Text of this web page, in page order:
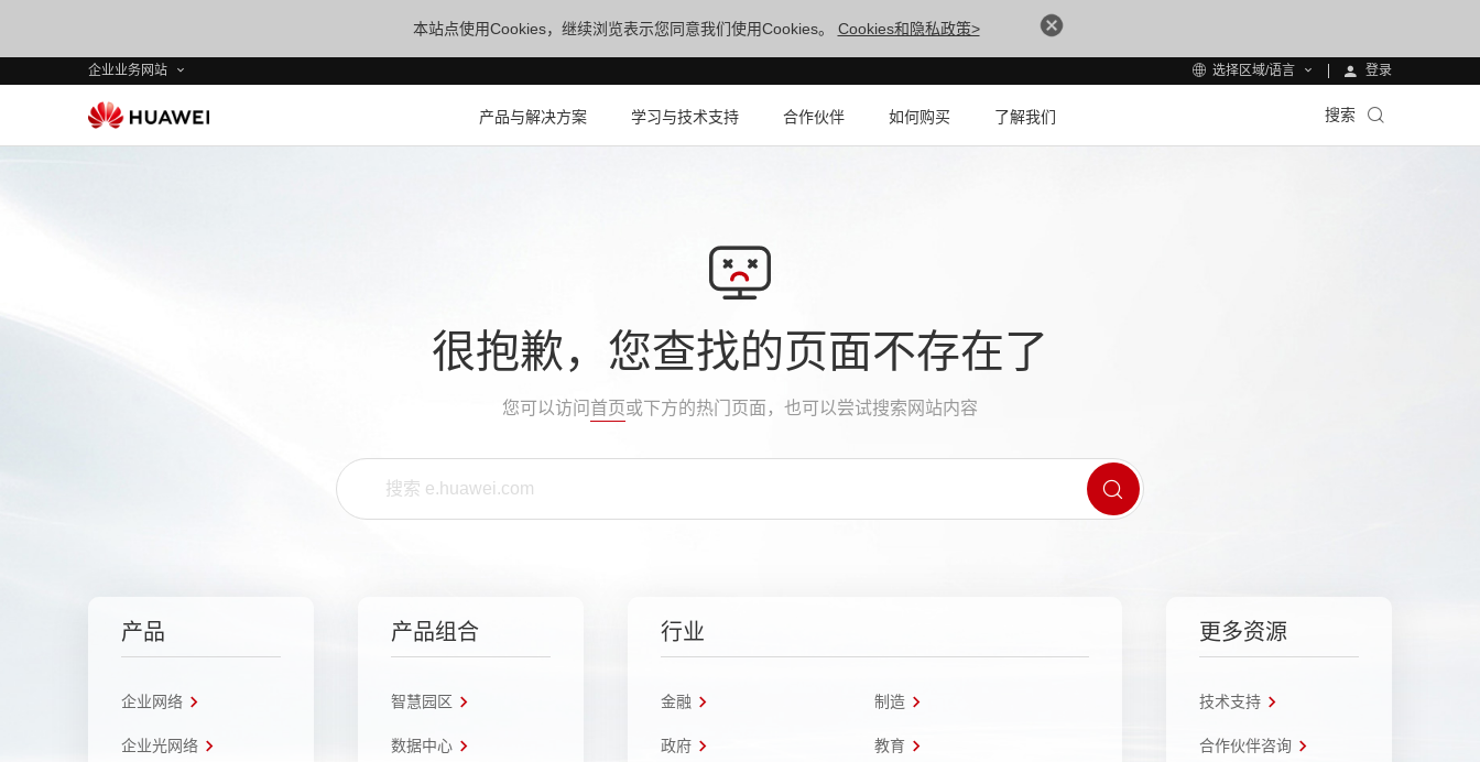
本站点使用Cookies，继续浏览表示您同意我们使用Cookies。 Cookies和隐私政策>
企业业务网站 选择区域/语言 登录
产品与解决方案 学习与技术支持 合作伙伴 如何购买 了解我们 搜索
很抱歉，您查找的页面不存在了
您可以访问 首页或下方的热门页面，也可以尝试搜索网站内容
产品
企业网络
企业光网络
产品组合
智慧园区
数据中心
行业
金融 制造
政府 教育
更多资源
技术支持
合作伙伴咨询